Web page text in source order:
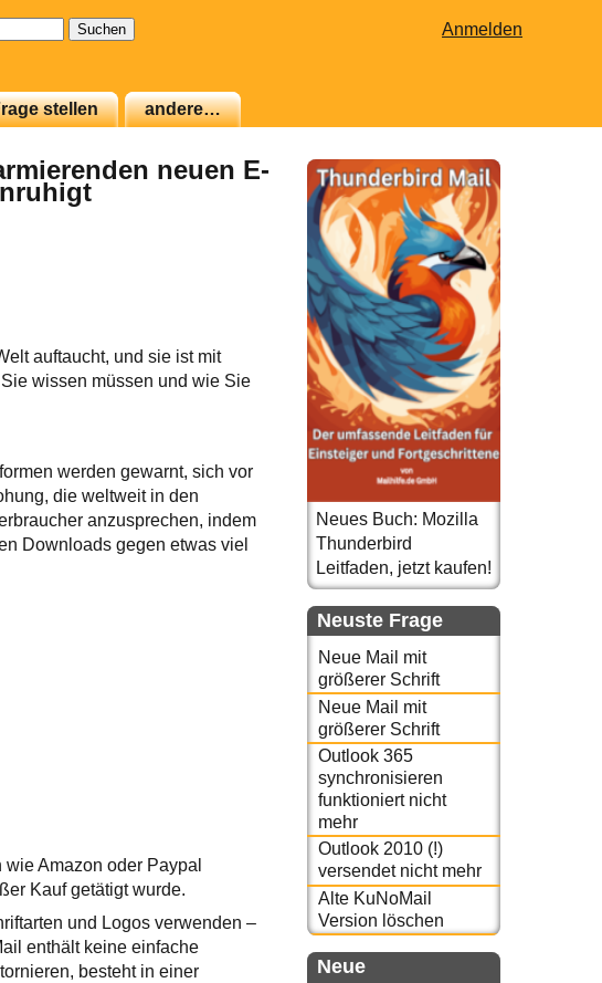
Anmelden
stellen andere…
neuen E-
auftaucht, und sie ist mit
wissen müssen und wie Sie
werden gewarnt, sich vor
die weltweit in den
anzusprechen, indem
Downloads gegen etwas viel
Amazon oder Paypal
Kauf getätigt wurde.
und Logos verwenden –
enthält keine einfache
besteht in einer
Neues Buch: Mozilla
Thunderbird
Leitfaden, jetzt kaufen!
Neuste Frage
Neue Mail mit
größerer Schrift
Neue Mail mit
größerer Schrift
Outlook 365
synchronisieren
funktioniert nicht
mehr
Outlook 2010 (!)
versendet nicht mehr
Alte KuNoMail
Version löschen
Neue